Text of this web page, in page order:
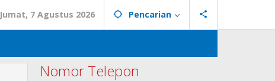
Jumat, 7 Agustus 2026 Pencarian
Nomor Telepon